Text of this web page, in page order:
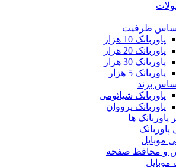
ظرفیت
پاوربانک 10 هزار
پاوربانک 20 هزار
پاوربانک 30 هزار
پاوربانک 5 هزار
برند
پاوربانک شیائومی
پاوربانک پرووان
پاوربانک ها
پاوربانک
موبایل
و محافظ صفحه
موبایل